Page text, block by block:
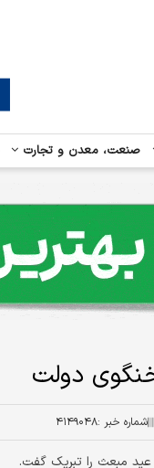
صنعت، معدن و تجارت
دولت
شماره خبر :۴۱۴۹۰۴۸
عید مبعث را تبریک گفت.